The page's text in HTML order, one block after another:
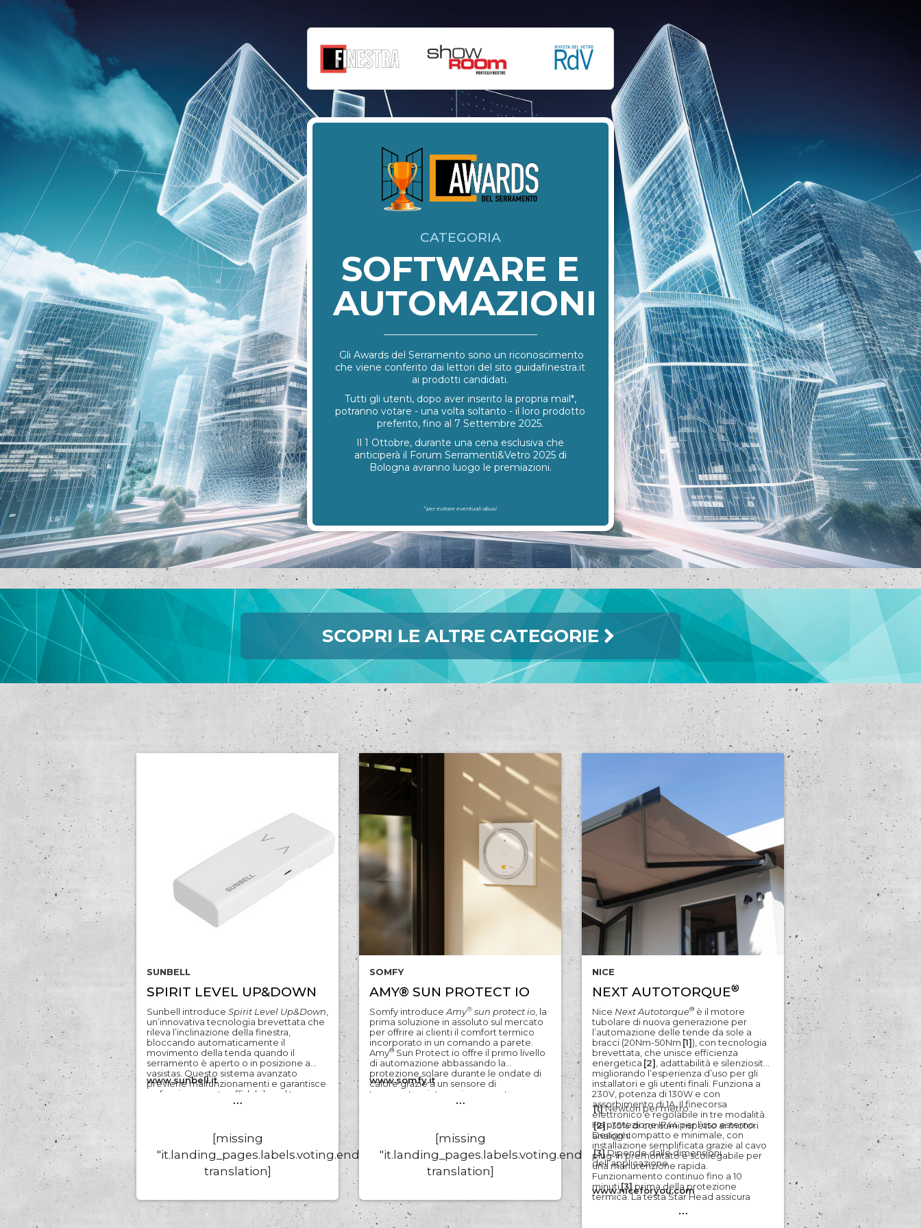
CATEGORIA
SOFTWARE E
AUTOMAZIONI
Gli Awards del Serramento sono un riconoscimento
che viene conferito dai lettori del sito guidafinestra.it
ai prodotti candidati.
Tutti gli utenti, dopo aver inserito la propria mail*,
potranno votare - una volta soltanto - il loro prodotto
preferito, fino al 7 Settembre 2025.
Il 1 Ottobre, durante una cena esclusiva che
anticiperà il Forum Serramenti&Vetro 2025 di
Bologna avranno luogo le premiazioni.
*per evitare eventuali abusi
SCOPRI LE ALTRE CATEGORIE
SUNBELL
SPIRIT LEVEL UP&DOWN
Sunbell introduceSpirit Level Up&Down
un’innovativa tecnologia brevettata che
rileva l’inclinazione della finestra,
bloccando automaticamente il
movimento della tenda quando il
serramento è aperto o in posizione a
vasistas. Questo sistema avanzato
previene malfunzionamenti e garantisce
un funzionamento affidabile nel tempo.
Frutto della costante ricerca e sviluppo
funzionalità e lunga durata, grazie a
processi produttivi all’avanguardia e
rigorosi controlli di qualità. Il sistema
brevettato per tende motorizzate con
batteria ricaricabile e connessione
di cablaggi complessi, semplificando
l’installazione e l’utilizzo. La gestione
www.sunbell.it
…
[missing
"it.landing_pages.labels.voting.ended"
translation]
SOMFY
AMY® SUN PROTECT IO
Somfy introduceAmy® sun protect io , la
prima soluzione in assoluto sul mercato
per offrire ai clienti il comfort termico
incorporato in un comando a parete.
Amy® Sun Protect io offre il primo livello
di automazione abbassando la
protezione solare durante le ondate di
calore grazie a un sensore di
temperatura interna incorporato e a
un’intelligenza integrata. Il suo algoritmo
prima che faccia troppo caldo. Anticipa
e limita i picchi di calore, offrendo una
temperatura interna più confortevole,
senza alcuno sforzo. Integrando il
sensore di temperatura interna di Amy
comfort termico e migliorare l’efficienza
energetica. Grazie agli scenari
www.somfy.it
…
[missing
"it.landing_pages.labels.voting.ended"
translation]
NICE
NEXT AUTOTORQUE®
Nice Next Autotorque® è il motore
tubolare di nuova generazione per
l’automazione delle tende da sole a
bracci (20Nm-50Nm [1]), con tecnologia
brevettata, che unisce efficienza
energetica [2] , adattabilità e silenziosità,
migliorando l’esperienza d’uso per gli
installatori e gli utenti finali. Funziona a
230V, potenza di 130W e con
assorbimento di 1A. Il finecorsa
elettronico è regolabile in tre modalità.
Ha protezione IP44 per l’uso esterno.
Design compatto e minimale, con
installazione semplificata grazie al cavo
plug-in premontato e scollegabile per
una manutenzione rapida.
Funzionamento continuo fino a 10
minuti[3] prima della protezione
termica. La testa Star Head assicura
ideale per sostituzioni di applicazioni
[1]Newton per metro
[2]-35% di consumi rispetto ai motori
analoghi
[3]Dipende dalle dimensioni
dell’applicazione
www.niceforyou.com
…